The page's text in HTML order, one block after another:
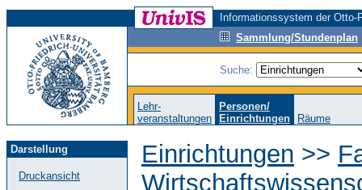
Informationssystem der
Sammlung/Stundenplan
Suche:
Lehr-
veranstaltungen
Personen/
Einrichtungen
Räume
Darstellung
Druckansicht
Einrichtungen >>